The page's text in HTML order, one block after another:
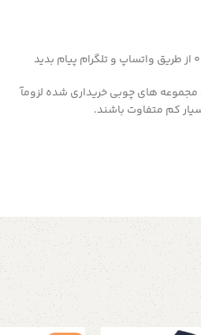
های چوبی خریداری شده لزومآ
کم متفاوت باشند.